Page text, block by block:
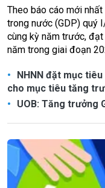
Theo báo cáo mới
trong nước (GDP) quý
cùng kỳ năm trước,
năm trong giai đoạn
NHNN đặt mục
cho mục tiêu tăng
UOB: Tăng trưởng